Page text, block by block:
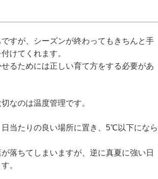
すが、シーズンが終わってもきちんと手
けてくれます。
るためには正しい育て方をする必要があ
なのは温度管理です。
当たりの良い場所に置き、5℃以下になら
落ちてしまいますが、逆に真夏に強い日
。